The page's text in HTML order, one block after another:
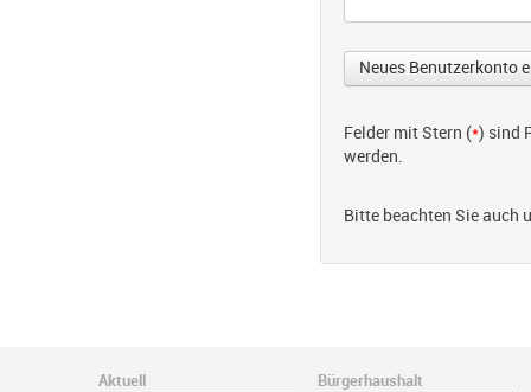
Felder mit Stern (*) sind
werden.
Bitte beachten Sie auch
Aktuell
Bürgerhaushalt